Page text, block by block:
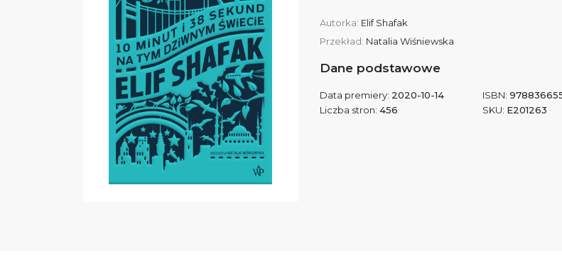
Autorka: Elif Shafak
Przekład: Natalia Wiśniewska
Dane podstawowe
Data premiery: 2020-10-14
Liczba stron: 456
ISBN:
SKU: E201263